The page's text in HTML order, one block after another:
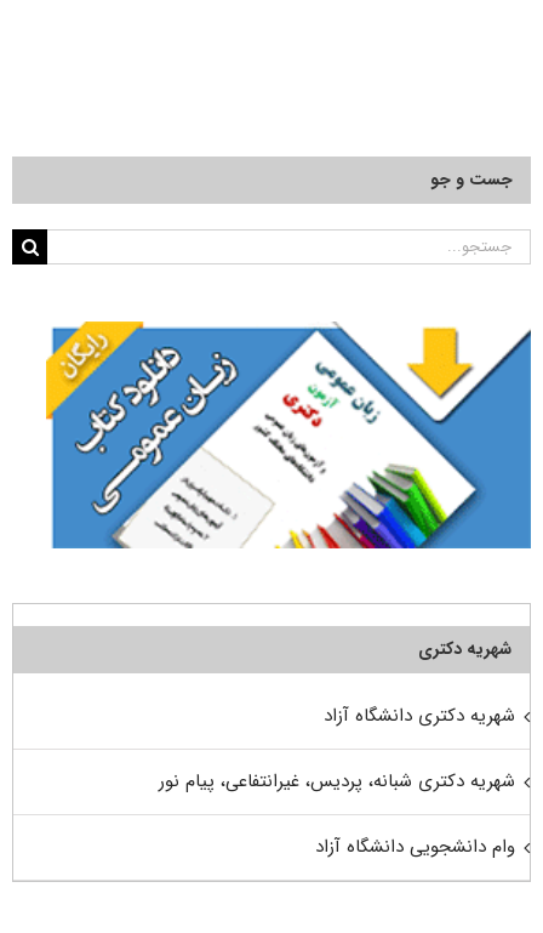
جست و جو
جستجو
شهریه دکتری
شهریه دکتری دانشگاه آزاد
شهریه دکتری شبانه، پردیس، غیرانتفاعی، پیام نور
وام دانشجویی دانشگاه آزاد